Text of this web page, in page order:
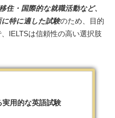
住・国際的な就職活動など、
特に適した試験のため、目的
IELTSは信頼性の高い選択肢
実用的な英語試験